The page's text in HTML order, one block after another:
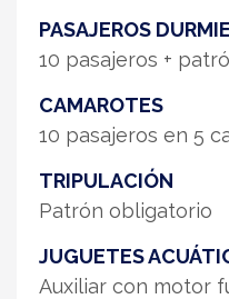
PASAJEROS
10 pasajeros +
CAMAROTES
10 pasajeros en 5
TRIPULACIÓN
Patrón obligatorio
JUGUETES
Auxiliar con motor